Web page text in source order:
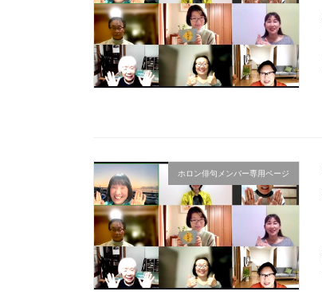
ホロン俳句メンバー専用ページ